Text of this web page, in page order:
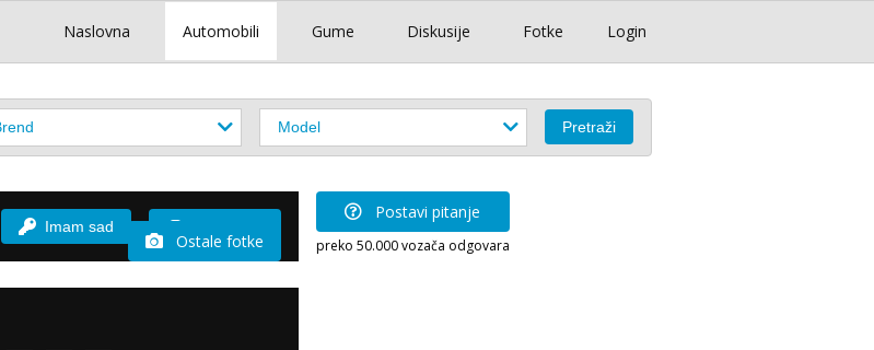
Login
Naslovna Automobili Gume Diskusije Fotke
Imam sad
Ostale fotke
Postavi pitanje
preko 50.000 vozača odgovara